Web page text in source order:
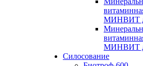
МИНВИТ
МИНВИТ
Силосование